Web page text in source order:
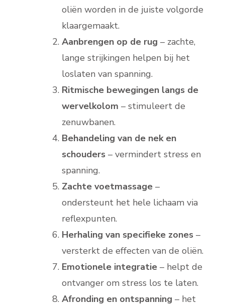
oliën worden in de juiste volgorde
klaargemaakt.
Aanbrengen op de rug – zachte,
lange strijkingen helpen bij het
loslaten van spanning.
Ritmische bewegingen langs de
wervelkolom – stimuleert de
zenuwbanen.
Behandeling van de nek en
schouders – vermindert stress en
spanning.
Zachte voetmassage –
ondersteunt het hele lichaam via
reflexpunten.
Herhaling van specifieke zones –
versterkt de effecten van de oliën.
Emotionele integratie – helpt de
ontvanger om stress los te laten.
Afronding en ontspanning – het